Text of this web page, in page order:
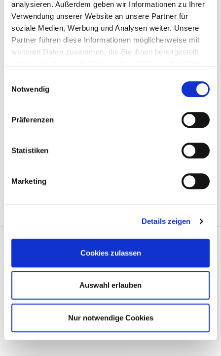
analysieren. Außerdem geben wir Informationen zu Ihrer
Verwendung unserer Website an unsere Partner für
soziale Medien, Werbung und Analysen weiter. Unsere
Partner führen diese Informationen möglicherweise mit
weiteren Daten zusammen, die Sie ihnen bereitgestellt
Notwendig
Präferenzen
Statistiken
Marketing
Details zeigen
Cookies zulassen
Auswahl erlauben
Nur notwendige Cookies
SOLICITAR ARTÍCULO
Peso:
Números de comparación:
1P0
Stange/Strebe, Stabilisator